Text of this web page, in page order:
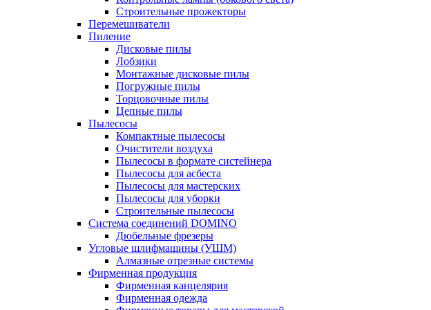
Строительные прожекторы
Перемешиватели
Пиление
Дисковые пилы
Лобзики
Монтажные дисковые пилы
Погружные пилы
Торцовочные пилы
Цепные пилы
Пылесосы
Компактные пылесосы
Очистители воздуха
Пылесосы в формате систейнера
Пылесосы для асбеста
Пылесосы для мастерских
Пылесосы для уборки
Строительные пылесосы
Система соединений DOMINO
Дюбельные фрезеры
Угловые шлифмашины (УШМ)
Алмазные отрезные системы
Фирменная продукция
Фирменная канцелярия
Фирменная одежда